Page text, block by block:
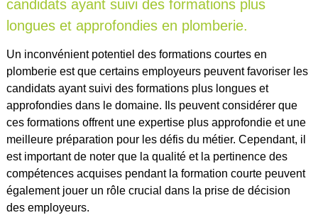
candidats ayant suivi des formations plus
longues et approfondies en plomberie.
Un inconvénient potentiel des formations courtes en
plomberie est que certains employeurs peuvent favoriser les
candidats ayant suivi des formations plus longues et
approfondies dans le domaine. Ils peuvent considérer que
ces formations offrent une expertise plus approfondie et une
meilleure préparation pour les défis du métier. Cependant, il
est important de noter que la qualité et la pertinence des
compétences acquises pendant la formation courte peuvent
également jouer un rôle crucial dans la prise de décision
des employeurs.